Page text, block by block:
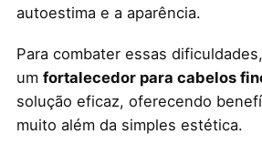
autoestima e a aparência.
Para combater essas
um fortalecedor para cabelos
solução eficaz, oferecendo
muito além da simples estética.